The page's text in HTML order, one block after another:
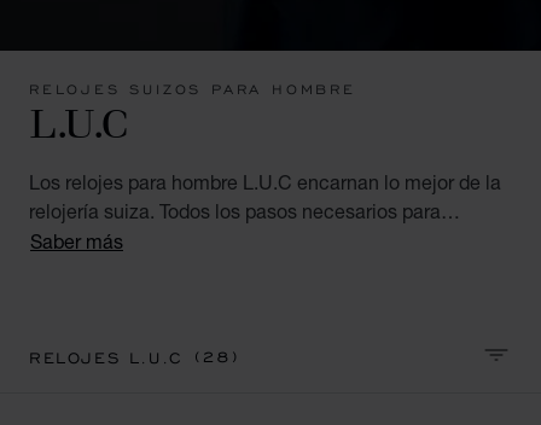
RELOJES SUIZOS PARA HOMBRE
L.U.C
Los relojes para hombre L.U.C encarnan lo mejor de la
relojería suiza. Todos los pasos necesarios para
manufacturar un reloj L.U.C tienen lugar en los talleres
contemporáneo.
Saber más
RELOJES L.U.C(28)